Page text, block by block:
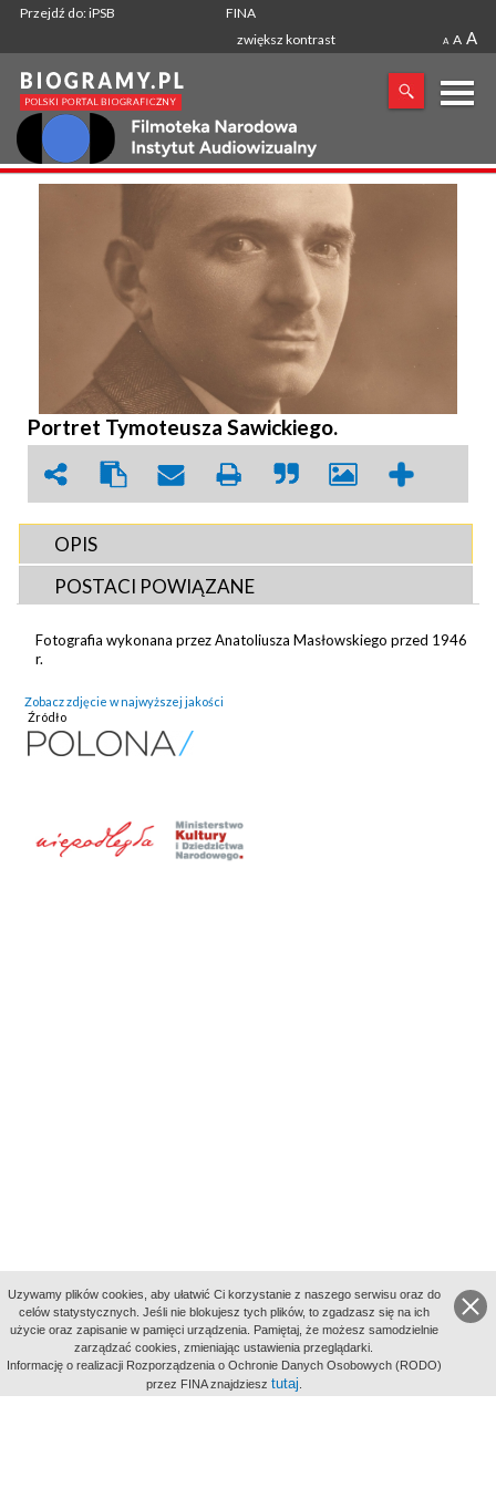
Przejdź do: iPSB
FINA
zwiększ kontrast
A A A
X
SZUKANA FRAZA
Portret Tymoteusza Sawickiego.
OPIS
POSTACI POWIĄZANE
Fotografia wykonana przez Anatoliusza Masłowskiego przed 1946
r.
Zobacz zdjęcie w najwyższej jakości
Źródło
aktywności
Uzywamy plików cookies, aby ułatwić Ci korzystanie z naszego serwisu oraz do
celów statystycznych. Jeśli nie blokujesz tych plików, to zgadzasz się na ich
użycie oraz zapisanie w pamięci urządzenia. Pamiętaj, że możesz samodzielnie
zarządzać cookies, zmieniając ustawienia przeglądarki.
Informację o realizacji Rozporządzenia o Ochronie Danych Osobowych (RODO)
przez FINA znajdziesz tutaj